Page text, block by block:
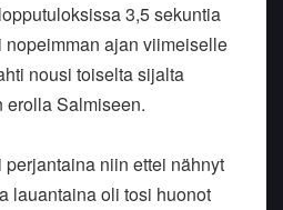
3,5 sekuntia
ajan viimeiselle
nousi toiselta sijalta
erolla Salmiseen.
niin ettei nähnyt
lauantaina oli tosi huonot